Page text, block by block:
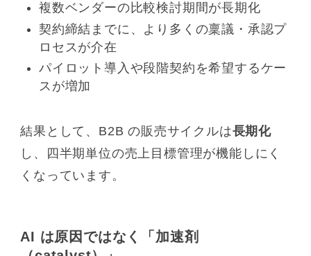
複数ベンダーの比較検討期間が長期化
契約締結までに、より多くの稟議・承認プ
ロセスが介在
パイロット導入や段階契約を希望するケー
スが増加
結果として、B2B の販売サイクルは長期化
し、四半期単位の売上目標管理が機能しにく
くなっています。
AI は原因ではなく「加速剤